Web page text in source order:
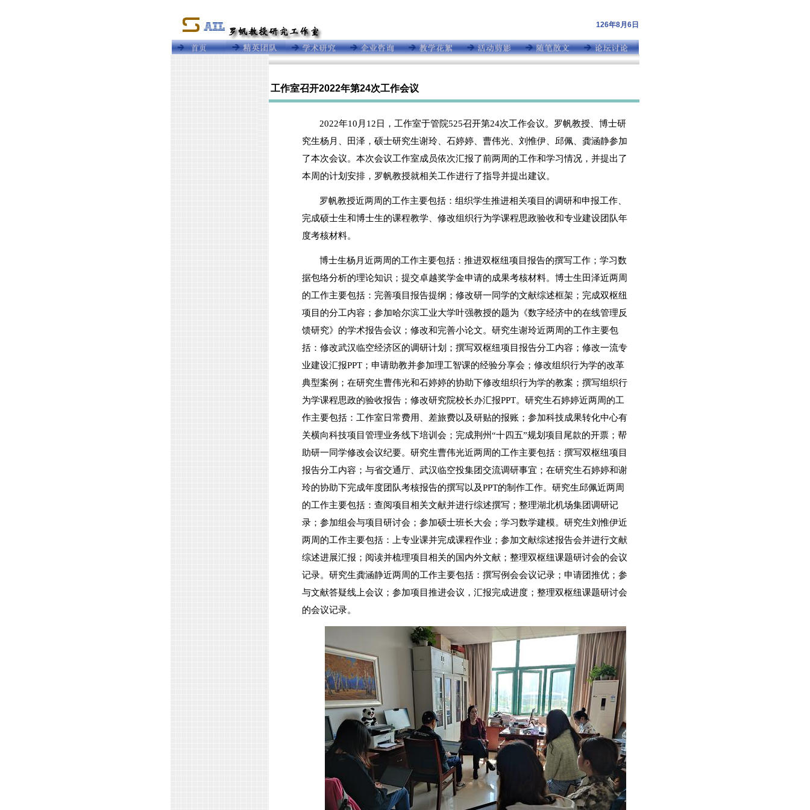
126年8月6日
2022年10月12日，工作室于管院525召开第24次工作会议。罗帆教授、博士研
究生杨月、田泽，硕士研究生谢玲、石婷婷、曹伟光、刘惟伊、邱佩、龚涵静参加
了本次会议。本次会议工作室成员依次汇报了前两周的工作和学习情况，并提出了
本周的计划安排，罗帆教授就相关工作进行了指导并提出建议。
罗帆教授近两周的工作主要包括：组织学生推进相关项目的调研和申报工作、
完成硕士生和博士生的课程教学、修改组织行为学课程思政验收和专业建设团队年
度考核材料。
博士生杨月近两周的工作主要包括：推进双枢纽项目报告的撰写工作；学习数
据包络分析的理论知识；提交卓越奖学金申请的成果考核材料。博士生田泽近两周
的工作主要包括：完善项目 报告提纲 ；修改研一同学的文献综述框架；完成双枢纽
项目的分工内容；参加哈尔滨工业大学叶强教授的题为《数字经济中的在线管理反
馈研究》的学术报告会议；修改和完善小论文。研究生谢玲近两周的工作主要包
括： 修改武汉临空经济区的调研计划 ； 撰写双枢纽项目报告分工内容 ；修改一流专
业建设汇报PPT；申请助教并参加理工智课的经验分享会；修改组织行为学的改革
典型案例； 在研究生曹伟光和石婷婷的协助下修改组织行为学的教案 ； 撰写组织行
为学课程思政的验收报告； 修改研究院校长办汇报PPT。研究生石婷婷近两周的工
作主要包括：工作室日常费用、差旅费以及研贴的报账； 参加科技成果转化中心有
关横向科技项目管理业务线下培训会 ；完成荆州“十四五”规划项目尾款的开票； 帮
助研一同学修改会议纪要。研究生曹伟光近两周的工作主要包括：撰写双枢纽项目
报告分工内容；与省交通厅、武汉临空投集团交流调研事宜；在研究生石婷婷和谢
玲的协助下完成年度团队考核报告的撰写以及PPT的制作工作。研究生邱佩近两周
的工作主要包括： 查阅项目相关文献并进行综述撰写 ； 整理湖北机场集团调研记
录； 参加组会与项目 研讨会 ； 参加硕士班长大会 ； 学习数学建模。 研究生刘惟伊近
两周的工作主要包括：上专业课并完成课程作业；参加文献综述报告会并进行文献
综述进展汇报；阅读并梳理项目相关的国内外文献；整理双枢纽课题研讨会的会议
记录。研究生龚涵静近两周的工作主要包括：撰写例会会议记录； 申请团推优； 参
与文献答疑线上会议 ；参加项目推进会议，汇报完成进度；整理双枢纽课题研讨会
的会议记录。
工作室召开2022年第24次工作会议